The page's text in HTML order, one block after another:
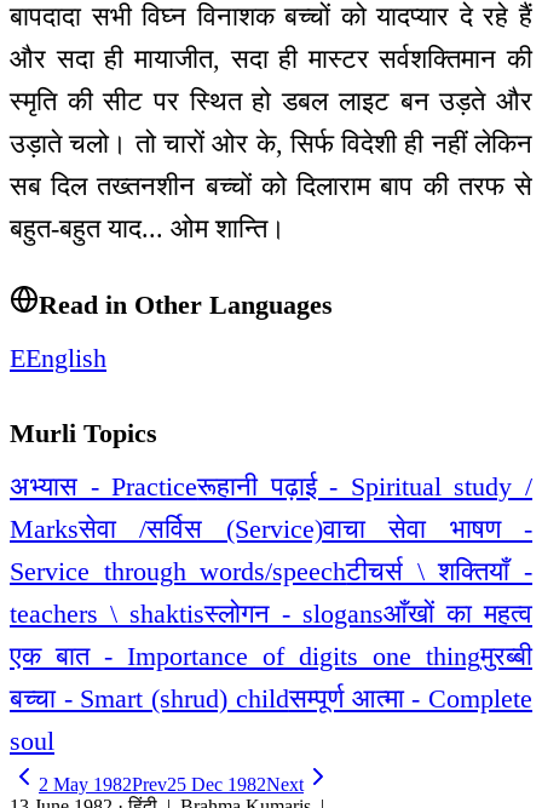
बापदादा सभी विघ्न विनाशक बच्चों को यादप्यार दे रहे हैं
और सदा ही मायाजीत, सदा ही मास्टर सर्वशक्तिमान की
स्मृति की सीट पर स्थित हो डबल लाइट बन उड़ते और
उड़ाते चलो। तो चारों ओर के, सिर्फ विदेशी ही नहीं लेकिन
सब दिल तख्तनशीन बच्चों को दिलाराम बाप की तरफ से
बहुत-बहुत याद... ओम शान्ति।
Read in Other Languages
EEnglish
Murli Topics
अभ्यास - Practiceरूहानी पढ़ाई - Spiritual study /
Marksसेवा /सर्विस (Service)वाचा सेवा भाषण -
Service through words/speechटीचर्स \ शक्तियाँ -
teachers \ shaktisस्लोगन - slogansआँखों का महत्व
एक बात - Importance of digits one thingमुरब्बी
बच्चा - Smart (shrud) childसम्पूर्ण आत्मा - Complete
soul
2 May 1982Prev25 Dec 1982Next